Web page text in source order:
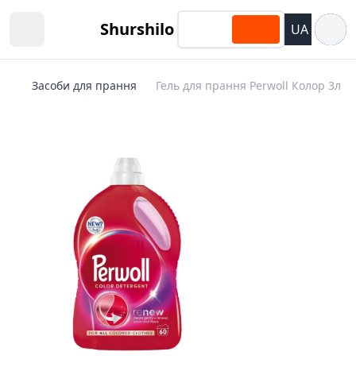
Shurshilo UA
Засоби для прання Гель для прання Perwoll Колор 3л